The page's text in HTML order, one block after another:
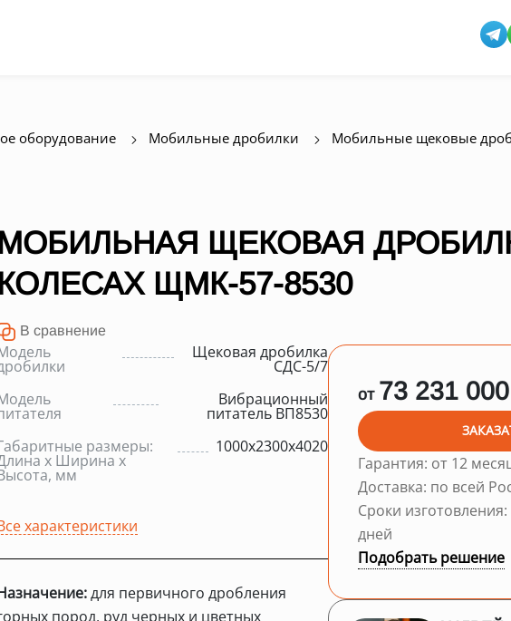
оборудование Мобильные дробилки Мобильные щековые
ЩЕКОВАЯ
ЩМК-57-8530
В сравнение
Щековая дробилка
СДС-5/7
Вибрационный
питатель ВП8530
размеры:
х Ширина х
мм
1000х2300х4020
характеристики
для первичного дробления
пород, руд черных и цветных
от 73 231
Гарантия: от 12
Доставка: по всей
Сроки
дней
Подобрать решение